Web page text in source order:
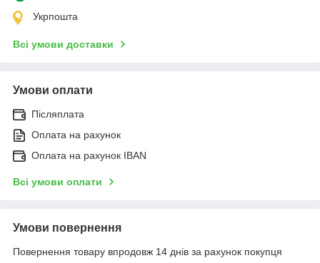
Укрпошта
Всі умови доставки
Умови оплати
Післяплата
Оплата на рахунок
Оплата на рахунок IBAN
Всі умови оплати
Умови повернення
Повернення товару впродовж 14 днів за рахунок покупця